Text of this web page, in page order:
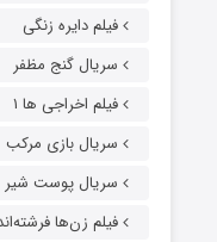
فیلم دایره زنگی
سریال گنج مظفر
فیلم اخراجی ها ۱
سریال بازی مرکب
سریال پوست شیر
فیلم زن‌ها